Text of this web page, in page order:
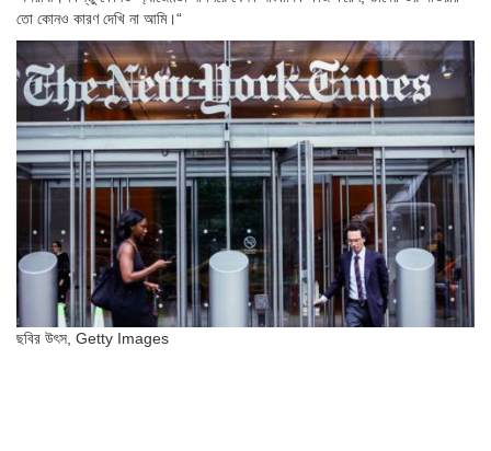
তো কোনও কারণ দেখি না আমি।“
ছবির উৎস, Getty Images